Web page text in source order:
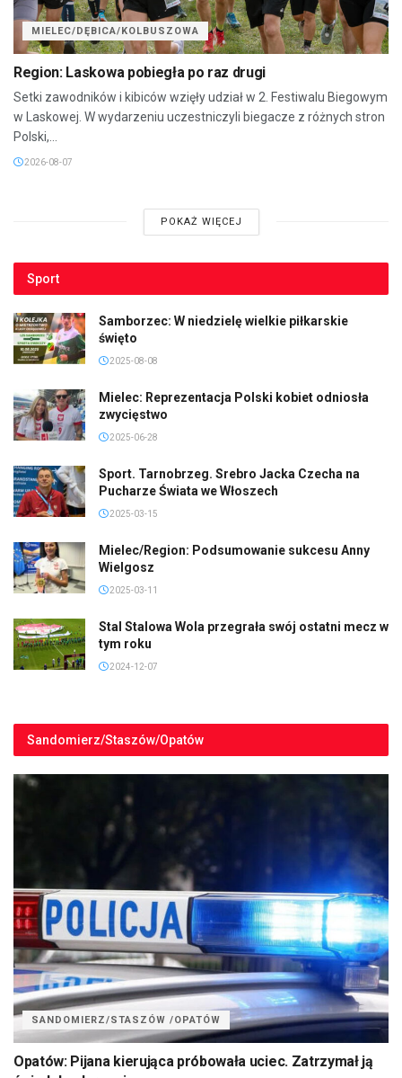
MIELEC/DĘBICA/KOLBUSZOWA
Region: Laskowa pobiegła po raz drugi
Setki zawodników i kibiców wzięły udział w 2. Festiwalu Biegowym
w Laskowej. W wydarzeniu uczestniczyli biegacze z różnych stron
Polski,...
2026-08-07
POKAŻ WIĘCEJ
Sport
Samborzec: W niedzielę wielkie piłkarskie
święto
2025-08-08
Mielec: Reprezentacja Polski kobiet odniosła
zwycięstwo
2025-06-28
Sport. Tarnobrzeg. Srebro Jacka Czecha na
Pucharze Świata we Włoszech
2025-03-15
Mielec/Region: Podsumowanie sukcesu Anny
Wielgosz
2025-03-11
Stal Stalowa Wola przegrała swój ostatni mecz w
tym roku
2024-12-07
Sandomierz/Staszów/Opatów
SANDOMIERZ/STASZÓW /OPATÓW
Opatów: Pijana kierująca próbowała uciec. Zatrzymał ją